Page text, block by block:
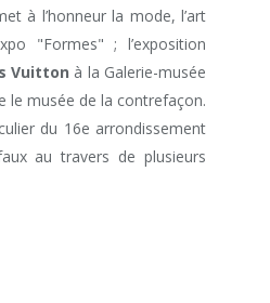
à l’honneur la mode, l’art
"Formes" ; l’exposition
Vuitton à la Galerie-musée
le musée de la contrefaçon.
du 16e arrondissement
au travers de plusieurs